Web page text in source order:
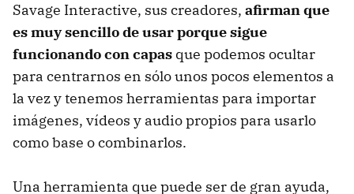
Savage Interactive, sus creadores, afirman que
es muy sencillo de usar porque sigue
funcionando con capas que podemos ocultar
para centrarnos en sólo unos pocos elementos a
la vez y tenemos herramientas para importar
imágenes, vídeos y audio propios para usarlo
como base o combinarlos.
Una herramienta que puede ser de gran ayuda,